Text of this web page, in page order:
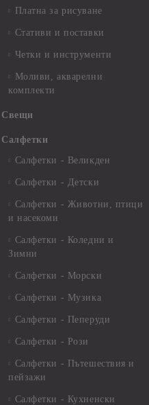
Платна за рисуване
Стативи и поставки
Четки и инструменти
Моливи, акварелни
комплекти
Свещи
Салфетки
Салфетки - Великден
Салфетки - Детски
Салфетки - Животни, птици
и насекоми
Салфетки - Коледни и
Зимни
Салфетки - Морски
Салфетки - Музика
Салфетки - Пеперуди
Салфетки - Рози
Салфетки - Пътешествия и
пейзажи
Салфетки - Кухненски